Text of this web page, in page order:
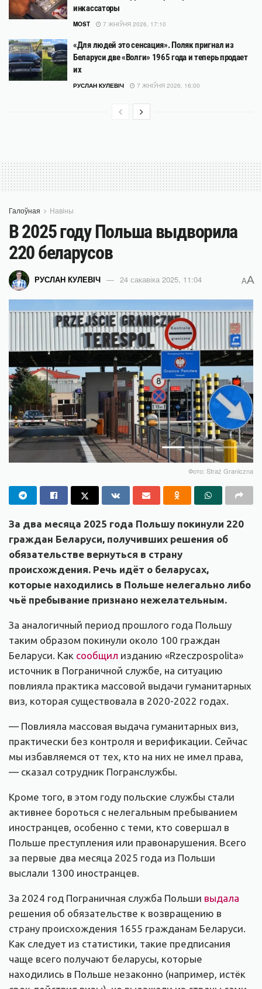
инкассаторы
MOST 7 ЖНІЎНЯ 2026, 17:10
«Для людей это сенсация». Поляк пригнал из
Беларуси две «Волги» 1965 года и теперь продает
их
РУСЛАН КУЛЕВІЧ 7 ЖНІЎНЯ 2026, 16:00
Галоўная Навіны
В 2025 году Польша выдворила
220 беларусов
РУСЛАН КУЛЕВІЧ 24 сакавіка 2025, 11:04 AA
Фото: Straż Graniczna
За два месяца 2025 года Польшу покинули 220
граждан Беларуси, получивших решения об
обязательстве вернуться в страну
происхождения. Речь идёт о беларусах,
которые находились в Польше нелегально либо
чьё пребывание признано нежелательным.
За аналогичный период прошлого года Польшу
таким образом покинули около 100 граждан
Беларуси. Как сообщил изданию «Rzeczpospolita»
источник в Пограничной службе, на ситуацию
повлияла практика массовой выдачи гуманитарных
виз, которая существовала в 2020-2022 годах.
— Повлияла массовая выдача гуманитарных виз,
практически без контроля и верификации. Сейчас
мы избавляемся от тех, кто на них не имел права,
— сказал сотрудник Погранслужбы.
Кроме того, в этом году польские службы стали
активнее бороться с нелегальным пребыванием
иностранцев, особенно с теми, кто совершал в
Польше преступления или правонарушения. Всего
за первые два месяца 2025 года из Польши
выслали 1300 иностранцев.
За 2024 год Пограничная служба Польши выдала
решения об обязательстве к возвращению в
страну происхождения 1655 гражданам Беларуси.
Как следует из статистики, такие предписания
чаще всего получают беларусы, которые
находились в Польше незаконно (например, истёк